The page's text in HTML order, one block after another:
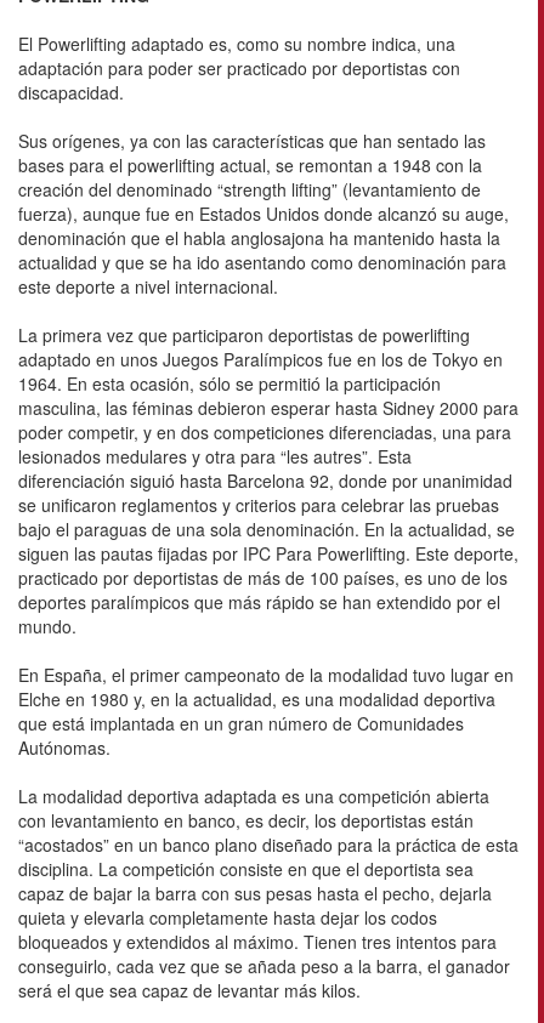
El Powerlifting adaptado es, como su nombre indica, una
adaptación para poder ser practicado por deportistas con
discapacidad.
Sus orígenes, ya con las características que han sentado las
bases para el powerlifting actual, se remontan a 1948 con la
creación del denominado “strength lifting” (levantamiento de
fuerza), aunque fue en Estados Unidos donde alcanzó su auge,
denominación que el habla anglosajona ha mantenido hasta la
actualidad y que se ha ido asentando como denominación para
este deporte a nivel internacional.
La primera vez que participaron deportistas de powerlifting
adaptado en unos Juegos Paralímpicos fue en los de Tokyo en
1964. En esta ocasión, sólo se permitió la participación
masculina, las féminas debieron esperar hasta Sidney 2000 para
poder competir, y en dos competiciones diferenciadas, una para
lesionados medulares y otra para “les autres”. Esta
diferenciación siguió hasta Barcelona 92, donde por unanimidad
se unificaron reglamentos y criterios para celebrar las pruebas
bajo el paraguas de una sola denominación. En la actualidad, se
siguen las pautas fijadas por IPC Para Powerlifting. Este deporte,
practicado por deportistas de más de 100 países, es uno de los
deportes paralímpicos que más rápido se han extendido por el
mundo.
En España, el primer campeonato de la modalidad tuvo lugar en
Elche en 1980 y, en la actualidad, es una modalidad deportiva
que está implantada en un gran número de Comunidades
Autónomas.
La modalidad deportiva adaptada es una competición abierta
con levantamiento en banco, es decir, los deportistas están
“acostados” en un banco plano diseñado para la práctica de esta
disciplina. La competición consiste en que el deportista sea
capaz de bajar la barra con sus pesas hasta el pecho, dejarla
quieta y elevarla completamente hasta dejar los codos
bloqueados y extendidos al máximo. Tienen tres intentos para
conseguirlo, cada vez que se añada peso a la barra, el ganador
será el que sea capaz de levantar más kilos.